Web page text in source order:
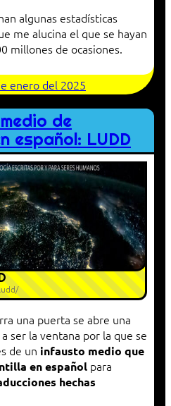
algunas estadísticas
me alucina el que se hayan
millones de ocasiones.
enero del 2025
de
español: LUDD
una puerta se abre una
ser la ventana por la que se
de un infausto medio que
en español para
hechas